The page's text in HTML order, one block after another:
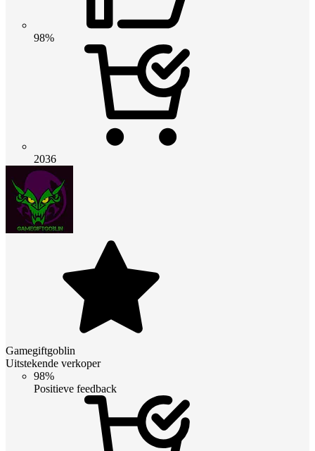
98%
2036
Gamegiftgoblin
Uitstekende verkoper
98%
Positieve feedback